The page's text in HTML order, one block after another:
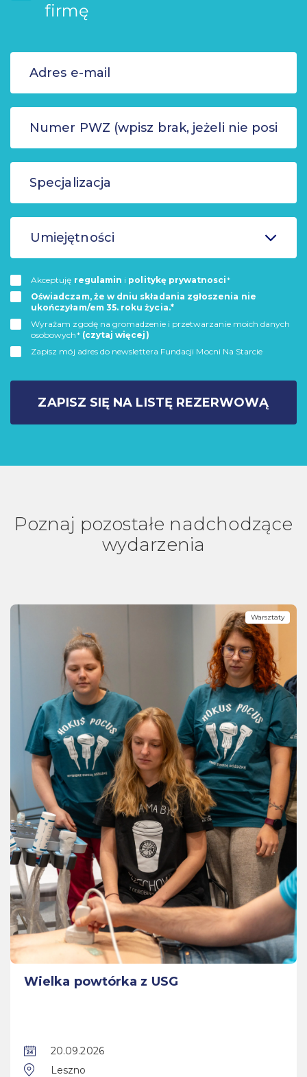
firmę
Umiejętności
Akceptuję regulamin i politykę prywatnosci*
Oświadczam, że w dniu składania zgłoszenia nie
ukończyłam/em 35. roku życia.*
Wyrażam zgodę na gromadzenie i przetwarzanie moich danych
osobowych* (czytaj więcej)
Zapisz mój adres do newslettera Fundacji Mocni Na Starcie
ZAPISZ SIĘ NA LISTĘ REZERWOWĄ
Poznaj pozostałe nadchodzące
wydarzenia
Warsztaty
Wielka powtórka z USG
20.09.2026
Leszno